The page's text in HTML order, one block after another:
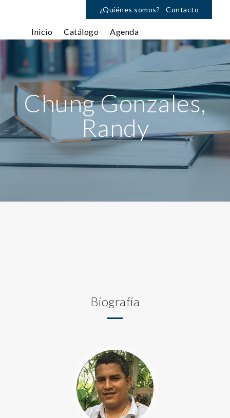
¿Quiénes somos? Contacto
Inicio Catálogo Agenda
Chung Gonzales,
Randy
Biografía